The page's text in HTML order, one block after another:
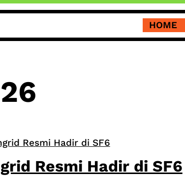
HOME
Resmi Hadir di SF6